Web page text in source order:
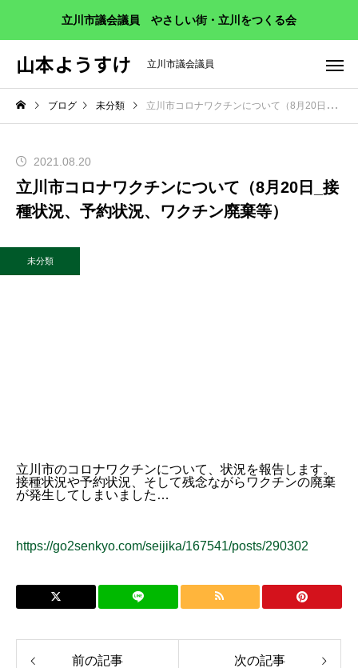
立川市議会議員 やさしい街・立川をつくる会
山本ようすけ 立川市議会議員
ブログ 未分類 立川市コロナワクチンについて（8月20日_接種状況、予約状況、ワクチン廃棄等）
2021.08.20
立川市コロナワクチンについて（8月20日_接
種状況、予約状況、ワクチン廃棄等）
未分類
立川市のコロナワクチンについて、状況を報告します。
接種状況や予約状況、そして残念ながらワクチンの廃棄
が発生してしまいました…
https://go2senkyo.com/seijika/167541/posts/290302
前の記事 次の記事